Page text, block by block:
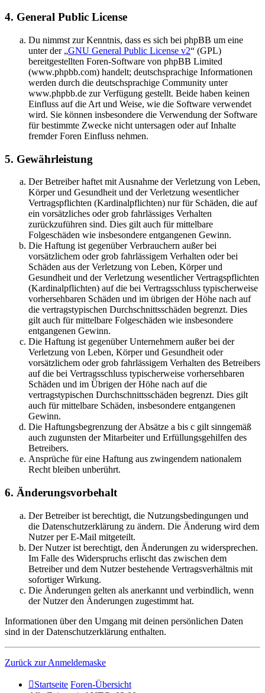
4. General Public License
Du nimmst zur Kenntnis, dass es sich bei phpBB um eine
unter der „GNU General Public License v2“ (GPL)
bereitgestellten Foren-Software von phpBB Limited
(www.phpbb.com) handelt; deutschsprachige Informationen
werden durch die deutschsprachige Community unter
www.phpbb.de zur Verfügung gestellt. Beide haben keinen
Einfluss auf die Art und Weise, wie die Software verwendet
wird. Sie können insbesondere die Verwendung der Software
für bestimmte Zwecke nicht untersagen oder auf Inhalte
fremder Foren Einfluss nehmen.
5. Gewährleistung
Der Betreiber haftet mit Ausnahme der Verletzung von Leben,
Körper und Gesundheit und der Verletzung wesentlicher
Vertragspflichten (Kardinalpflichten) nur für Schäden, die auf
ein vorsätzliches oder grob fahrlässiges Verhalten
zurückzuführen sind. Dies gilt auch für mittelbare
Folgeschäden wie insbesondere entgangenen Gewinn.
Die Haftung ist gegenüber Verbrauchern außer bei
vorsätzlichem oder grob fahrlässigem Verhalten oder bei
Schäden aus der Verletzung von Leben, Körper und
Gesundheit und der Verletzung wesentlicher Vertragspflichten
(Kardinalpflichten) auf die bei Vertragsschluss typischerweise
vorhersehbaren Schäden und im übrigen der Höhe nach auf
die vertragstypischen Durchschnittsschäden begrenzt. Dies
gilt auch für mittelbare Folgeschäden wie insbesondere
entgangenen Gewinn.
Die Haftung ist gegenüber Unternehmern außer bei der
Verletzung von Leben, Körper und Gesundheit oder
vorsätzlichem oder grob fahrlässigem Verhalten des Betreibers
auf die bei Vertragsschluss typischerweise vorhersehbaren
Schäden und im Übrigen der Höhe nach auf die
vertragstypischen Durchschnittsschäden begrenzt. Dies gilt
auch für mittelbare Schäden, insbesondere entgangenen
Gewinn.
Die Haftungsbegrenzung der Absätze a bis c gilt sinngemäß
auch zugunsten der Mitarbeiter und Erfüllungsgehilfen des
Betreibers.
Ansprüche für eine Haftung aus zwingendem nationalem
Recht bleiben unberührt.
6. Änderungsvorbehalt
Der Betreiber ist berechtigt, die Nutzungsbedingungen und
die Datenschutzerklärung zu ändern. Die Änderung wird dem
Nutzer per E-Mail mitgeteilt.
Der Nutzer ist berechtigt, den Änderungen zu widersprechen.
Im Falle des Widerspruchs erlischt das zwischen dem
Betreiber und dem Nutzer bestehende Vertragsverhältnis mit
sofortiger Wirkung.
Die Änderungen gelten als anerkannt und verbindlich, wenn
der Nutzer den Änderungen zugestimmt hat.
Informationen über den Umgang mit deinen persönlichen Daten
sind in der Datenschutzerklärung enthalten.
Zurück zur Anmeldemaske
Startseite Foren-Übersicht